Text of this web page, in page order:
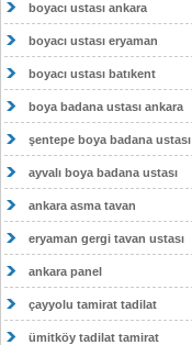
boyacı ustası ankara
boyacı ustası eryaman
boyacı ustası batıkent
boya badana ustası ankara
şentepe boya badana ustası
ayvalı boya badana ustası
ankara asma tavan
eryaman gergi tavan ustası
ankara panel
çayyolu tamirat tadilat
ümitköy tadilat tamirat